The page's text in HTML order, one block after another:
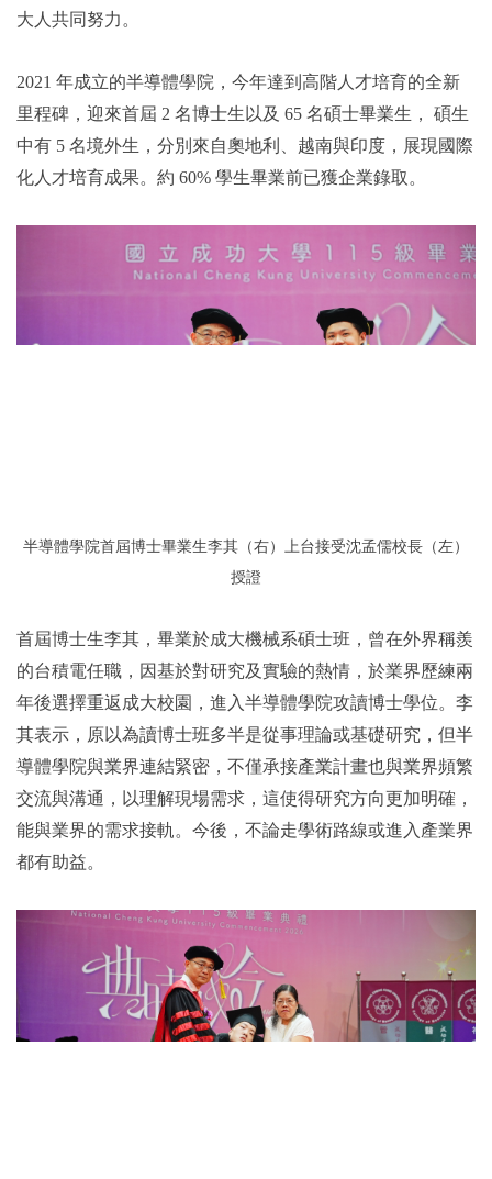
大人共同努力。
2021 年成立的半導體學院，今年達到高階人才培育的全新
里程碑，迎來首屆 2 名博士生以及 65 名碩士畢業生， 碩生
中有 5 名境外生，分別來自奧地利、越南與印度，展現國際
化人才培育成果。約 60% 學生畢業前已獲企業錄取。
半導體學院首屆博士畢業生李其（右）上台接受沈孟儒校長（左）
授證
首屆博士生李其，畢業於成大機械系碩士班，曾在外界稱羨
的台積電任職，因基於對研究及實驗的熱情，於業界歷練兩
年後選擇重返成大校園，進入半導體學院攻讀博士學位。李
其表示，原以為讀博士班多半是從事理論或基礎研究，但半
導體學院與業界連結緊密，不僅承接產業計畫也與業界頻繁
交流與溝通，以理解現場需求，這使得研究方向更加明確，
能與業界的需求接軌。今後，不論走學術路線或進入產業界
都有助益。